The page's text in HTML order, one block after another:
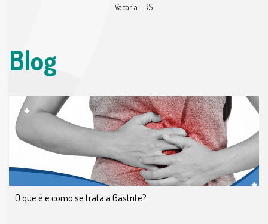
Vacaria - RS
Blog
O que é e como se trata a Gastrite?